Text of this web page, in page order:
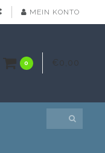
MEIN KONTO
0 €0,00